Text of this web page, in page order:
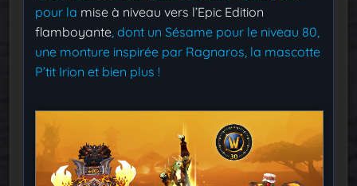
pour la mise à niveau vers l’Epic Edition
flamboyante , dont un Sésame pour le niveau 80,
une monture inspirée par Ragnaros, la mascotte
P’tit Irion et bien plus !